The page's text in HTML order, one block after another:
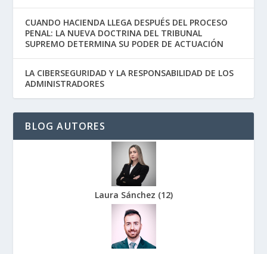
CUANDO HACIENDA LLEGA DESPUÉS DEL PROCESO
PENAL: LA NUEVA DOCTRINA DEL TRIBUNAL
SUPREMO DETERMINA SU PODER DE ACTUACIÓN
LA CIBERSEGURIDAD Y LA RESPONSABILIDAD DE LOS
ADMINISTRADORES
BLOG AUTORES
Laura Sánchez (12)